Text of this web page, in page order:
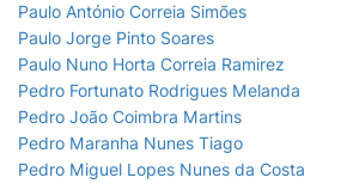
Paulo António Correia Simões
Paulo Jorge Pinto Soares
Paulo Nuno Horta Correia Ramirez
Pedro Fortunato Rodrigues Melanda
Pedro João Coimbra Martins
Pedro Maranha Nunes Tiago
Pedro Miguel Lopes Nunes da Costa